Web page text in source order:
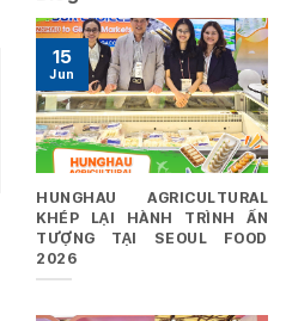
HUNGHAU AGRICULTURAL
KHÉP LẠI HÀNH TRÌNH ẤN
TƯỢNG TẠI SEOUL FOOD
2026
15
Jun